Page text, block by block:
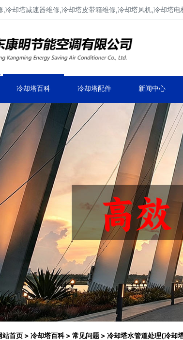
,冷却塔减速器维修,冷却塔皮带箱维修,冷却塔风机,冷却塔电
冷却塔百科 冷却塔配件 新闻中心
站首页 > 冷却塔百科> 常见问题 > 冷却塔水管道处理(冷却